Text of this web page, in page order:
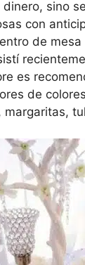
sino
con
de
es
de
margaritas,